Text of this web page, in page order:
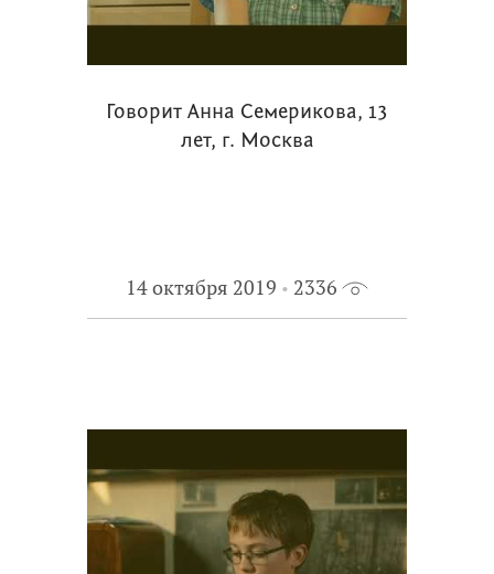
Говорит Анна Семерикова, 13
лет, г. Москва
14 октября 2019 2336